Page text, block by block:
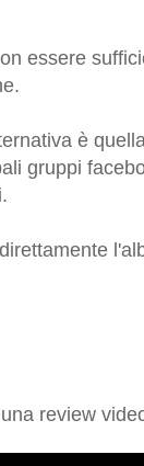
essere
è
gruppi
review